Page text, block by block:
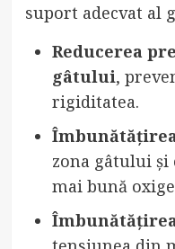
suport adecvat al
Reducerea
gâtului,
rigiditatea.
zona gâtului
mai bună